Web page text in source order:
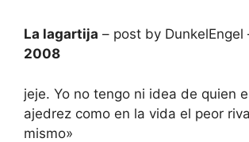
La lagartija – post by DunkelEngel
2008
jeje. Yo no tengo ni idea de quien
ajedrez como en la vida el peor
mismo»